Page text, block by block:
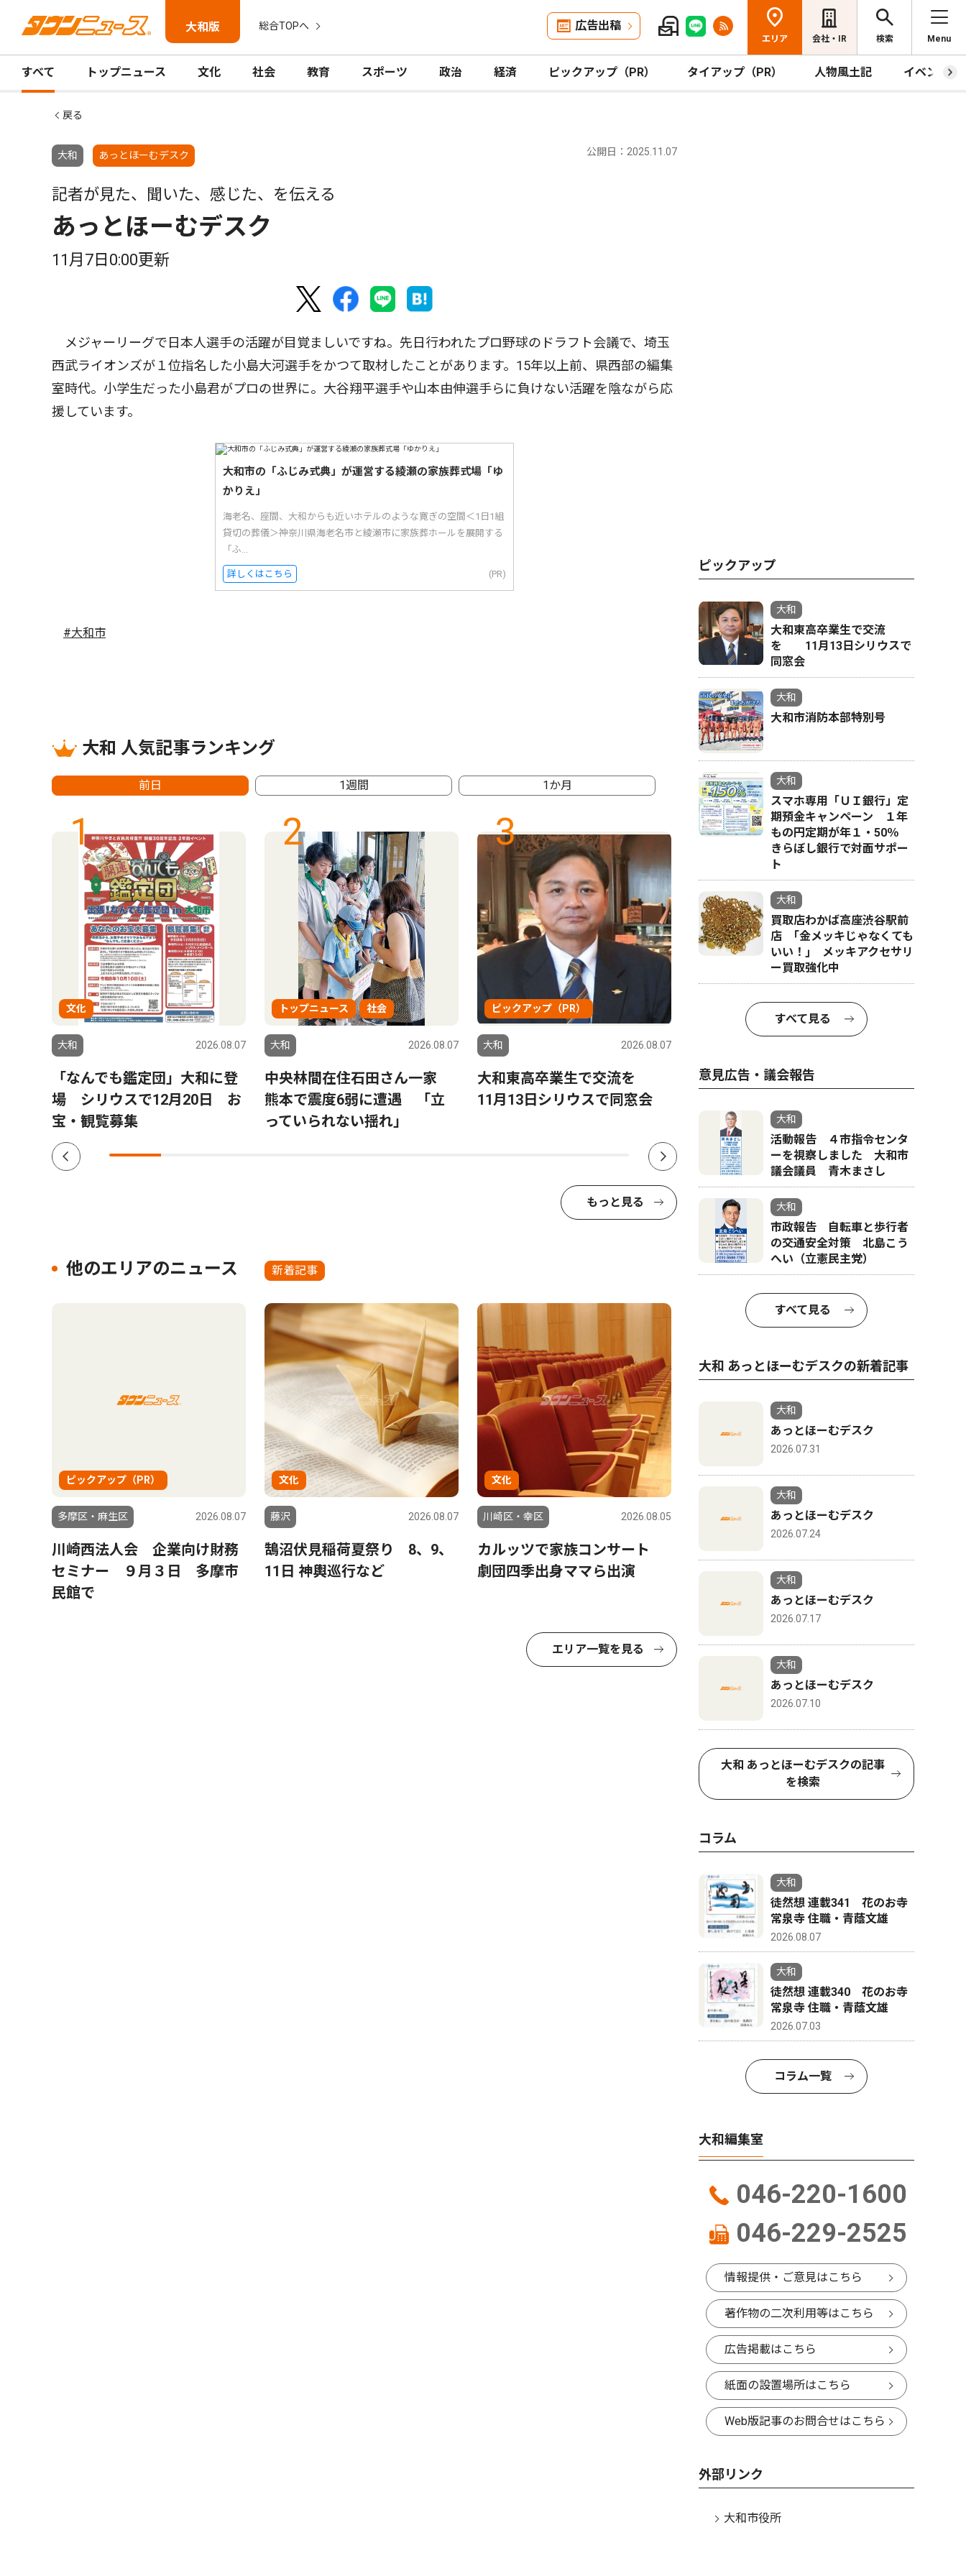
大和版 総合TOPへ 広告出稿
エリア 会社・IR 検索 Menu
すべて トップニュース 文化 社会 教育 スポーツ 政治 経済 ピックアップ（PR） タイアップ（PR） 人物風土記 イベント
戻る
大和 あっとほーむデスク 公開日：2025.11.07
記者が見た、聞いた、感じた、を伝える
あっとほーむデスク
11月7日0:00更新
メジャーリーグで日本人選手の活躍が目覚ましいですね。先日行われたプロ野球のドラフト会議で、埼玉
西武ライオンズが１位指名した小島大河選手をかつて取材したことがあります。15年以上前、県西部の編集
室時代。小学生だった小島君がプロの世界に。大谷翔平選手や山本由伸選手らに負けない活躍を陰ながら応
援しています。
大和市の「ふじみ式典」が運営する綾瀬の家族葬式場「ゆ
かりえ」
海老名、座間、大和からも近いホテルのような寛ぎの空間＜1日1組
貸切の葬儀＞神奈川県海老名市と綾瀬市に家族葬ホールを展開する
「ふ...
詳しくはこちら (PR)
#大和市
大和 人気記事ランキング
前日 1週間 1か月
1
文化
大和 2026.08.07
「なんでも鑑定団」大和に登
場 シリウスで12月20日 お
宝・観覧募集
2
トップニュース 社会
大和 2026.08.07
中央林間在住石田さん一家
熊本で震度6弱に遭遇 「立
っていられない揺れ」
3
ピックアップ（PR）
大和 2026.08.07
大和東高卒業生で交流を
11月13日シリウスで同窓会
4
シリーズ【4】消防団活動に参
手」に
もっと見る
他のエリアのニュース 新着記事
ピックアップ（PR）
多摩区・麻生区 2026.08.07
川崎西法人会 企業向け財務
セミナー ９月３日 多摩市
民館で
文化
藤沢 2026.08.07
鵠沼伏見稲荷夏祭り 8、9、
11日 神輿巡行など
文化
川崎区・幸区 2026.08.05
カルッツで家族コンサート
劇団四季出身ママら出演
エリア一覧を見る
ピックアップ
大和
大和東高卒業生で交流
を 11月13日シリウスで
同窓会
大和
大和市消防本部特別号
大和
スマホ専用「ＵＩ銀行」定
期預金キャンペーン １年
もの円定期が年１・50％
きらぼし銀行で対面サポー
ト
大和
買取店わかば高座渋谷駅前
店 ｢金メッキじゃなくても
いい！｣ メッキアクセサリ
ー買取強化中
すべて見る
意見広告・議会報告
大和
活動報告 ４市指令センタ
ーを視察しました 大和市
議会議員 青木まさし
大和
市政報告 自転車と歩行者
の交通安全対策 北島こう
へい（立憲民主党）
すべて見る
大和 あっとほーむデスクの新着記事
大和
あっとほーむデスク
2026.07.31
大和
あっとほーむデスク
2026.07.24
大和
あっとほーむデスク
2026.07.17
大和
あっとほーむデスク
2026.07.10
大和 あっとほーむデスクの記事
を検索
コラム
大和
徒然想 連載341 花のお寺
常泉寺 住職・青蔭文雄
2026.08.07
大和
徒然想 連載340 花のお寺
常泉寺 住職・青蔭文雄
2026.07.03
コラム一覧
大和編集室
046-220-1600
046-229-2525
情報提供・ご意見はこちら
著作物の二次利用等はこちら
広告掲載はこちら
紙面の設置場所はこちら
Web版記事のお問合せはこちら
外部リンク
大和市役所